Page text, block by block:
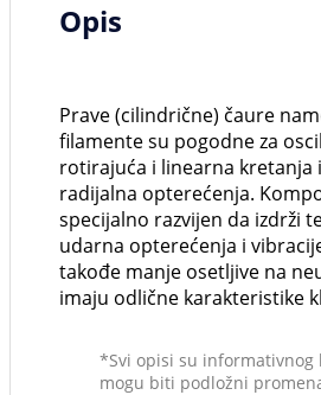
Opis
Prave (cilindrične) čaure
filamente su pogodne za
rotirajuća i linearna kretanja
radijalna opterećenja.
specijalno razvijen da izdrži
udarna opterećenja i
takođe manje osetljive na
imaju odlične karakteristike
*Svi opisi su informativnog
mogu biti podložni